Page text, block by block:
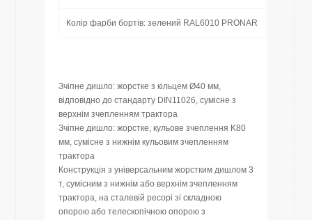
Колір фарби бортів: зелений RAL6010 PRONAR
Зчіпне дишло: жорстке з кільцем Ø40 мм,
відповідно до стандарту DIN11026, сумісне з
верхнім зчепленням трактора
Зчіпне дишло: жорстке, кульове зчеплення K80
мм, сумісне з нижнім кульовим зчепленням
трактора
Конструкція з універсальним жорстким дишлом 3
т, сумісним з нижнім або верхнім зчепленням
трактора, на сталевій ресорі зі складною
опорою або телескопічною опорою з